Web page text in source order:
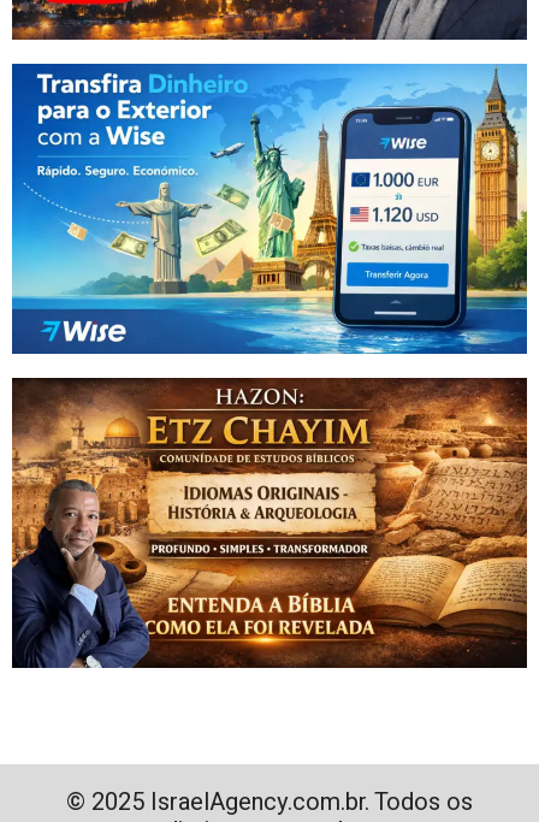
© 2025 IsraelAgency.com.br. Todos os